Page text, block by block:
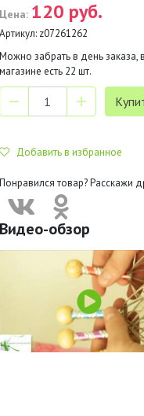
Цена: 120 руб.
Артикул: z07261262
Можно забрать в день заказа, в
магазине есть 22 шт.
Добавить в избранное
Понравился товар? Расскажи
Видео-обзор